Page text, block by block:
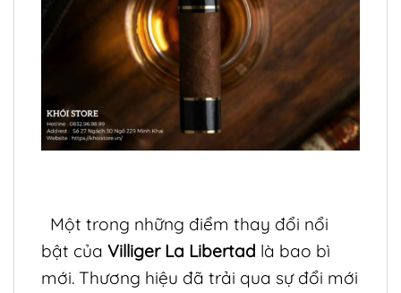
Một trong những điểm thay đổi nổi
bật của Villiger La Libertad là bao bì
mới. Thương hiệu đã trải qua sự đổi mới